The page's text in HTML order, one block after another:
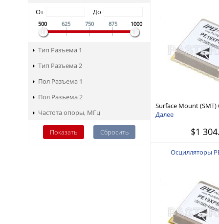
От
До
500 625 750 875 1000
Тип Разъема 1
Тип Разъема 2
Пол Разъема 1
Пол Разъема 2
Частота опоры, МГц
Surface Mount (SMT)
Locked Oscillator, 100
Далее
$1
Осцилляторы